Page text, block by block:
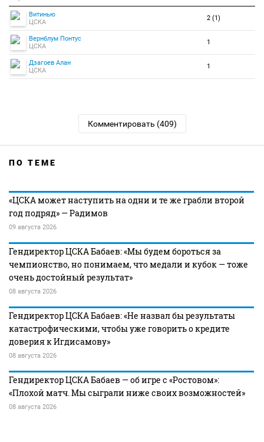
Витинью
ЦСКА
2 (1)
Вернблум Понтус
ЦСКА
1
Дзагоев Алан
ЦСКА
1
Комментировать (409)
ПО ТЕМЕ
«ЦСКА может наступить на одни и те же грабли второй
год подряд» — Радимов
09 августа 2026
Гендиректор ЦСКА Бабаев: «Мы будем бороться за
чемпионство, но понимаем, что медали и кубок — тоже
очень достойный результат»
08 августа 2026
Гендиректор ЦСКА Бабаев: «Не назвал бы результаты
катастрофическими, чтобы уже говорить о кредите
доверия к Игдисамову»
08 августа 2026
Гендиректор ЦСКА Бабаев — об игре с «Ростовом»:
«Плохой матч. Мы сыграли ниже своих возможностей»
08 августа 2026